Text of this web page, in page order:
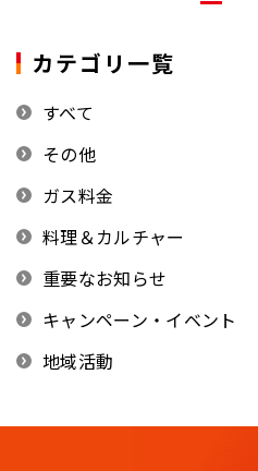
カテゴリ一覧
すべて
その他
ガス料金
料理＆カルチャー
重要なお知らせ
キャンペーン・イベント
地域活動